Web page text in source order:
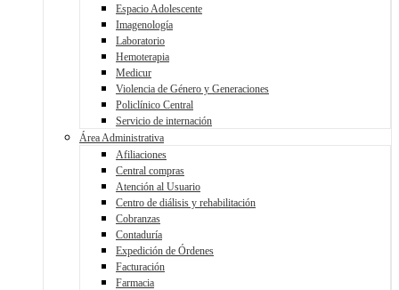
Espacio Adolescente
Imagenología
Laboratorio
Hemoterapia
Medicur
Violencia de Género y Generaciones
Policlínico Central
Servicio de internación
Área Administrativa
Afiliaciones
Central compras
Atención al Usuario
Centro de diálisis y rehabilitación
Cobranzas
Contaduría
Expedición de Órdenes
Facturación
Farmacia